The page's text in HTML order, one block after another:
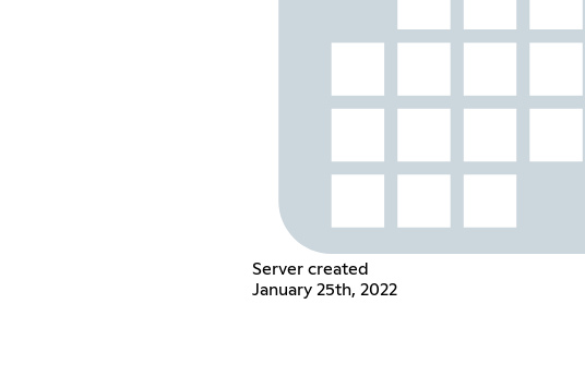
Server created
January 25th, 2022